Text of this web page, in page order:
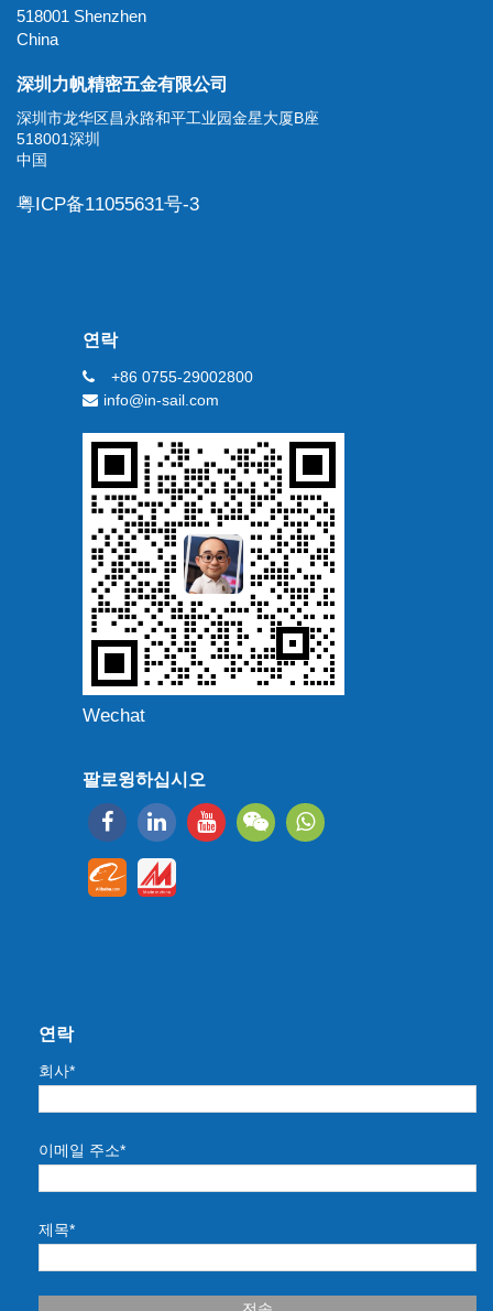
518001 Shenzhen
China
深圳力帆精密五金有限公司
深圳市龙华区昌永路和平工业园金星大厦B座
518001深圳
中国
粤ICP备11055631号-3
연락
+86 0755-29002800
info@in-sail.com
Wechat
팔로윙하십시오
연락
회사*
이메일 주소*
제목*